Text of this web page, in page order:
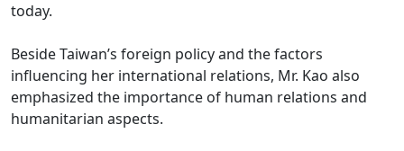
today.
Beside Taiwan’s foreign policy and the factors
influencing her international relations, Mr. Kao also
emphasized the importance of human relations and
humanitarian aspects.